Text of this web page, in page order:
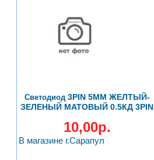
Светодиод3PIN 5ММ ЖЕЛТЫЙ-
ЗЕЛЕНЫЙ МАТОВЫЙ 0.5КД 3PIN
10,00р.
В магазине г.Сарапул